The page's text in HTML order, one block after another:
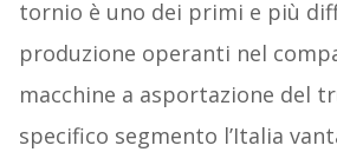
tornio è uno dei primi e più
produzione operanti nel
macchine a asportazione del
specifico segmento l’Italia